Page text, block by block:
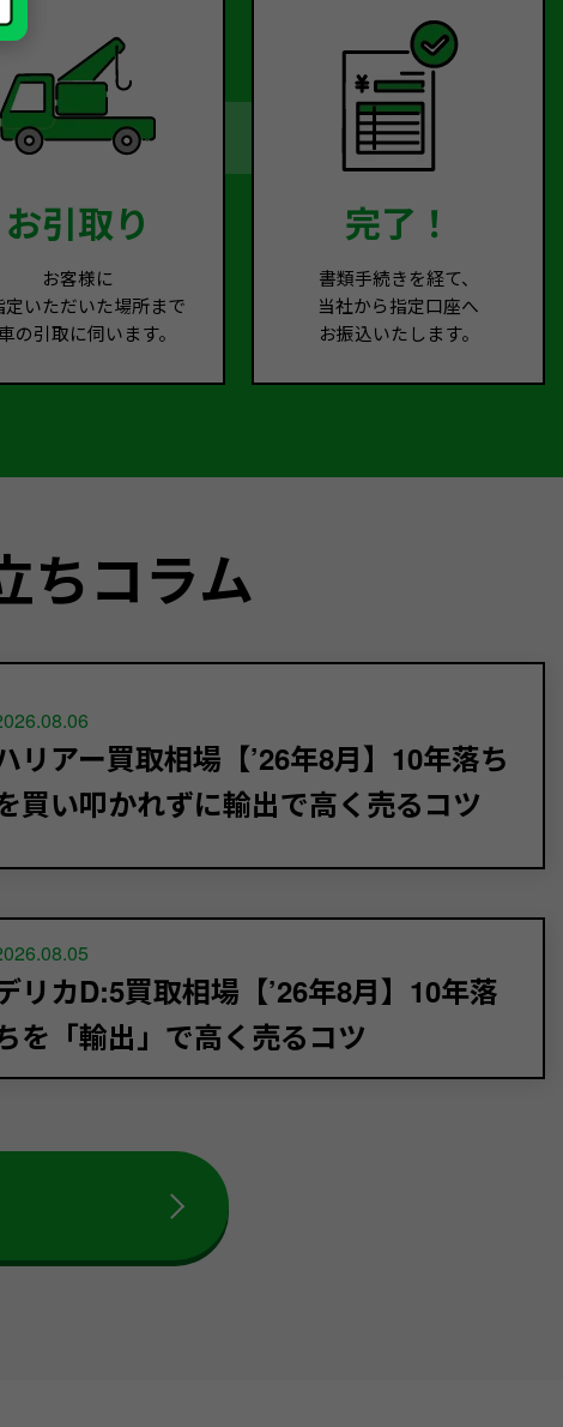
お引取り
お客様に
定いただいた場所まで
の引取に伺います。
完了！
書類手続きを経て、
当社から指定口座へ
お振込いたします。
ちコラム
リアー買取相場【’26年8月】10年落ち
買い叩かれずに輸出で高く売るコツ
リカD:5買取相場【’26年8月】10年落
を「輸出」で高く売るコツ